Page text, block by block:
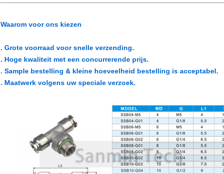
Waarom voor ons kiezen
. Grote voorraad voor snelle verzending.
. Hoge kwaliteit met een concurrerende prijs.
. Sample bestelling & kleine hoeveelheid bestelling is acceptabel.
. Maatwerk volgens uw speciale verzoek.